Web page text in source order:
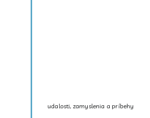
udalosti, zamyslenia a príbehy